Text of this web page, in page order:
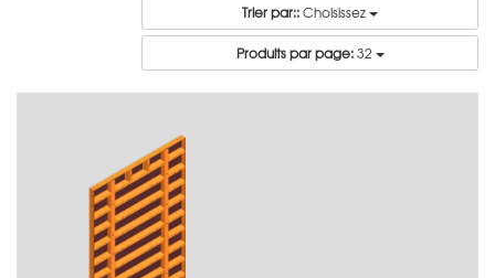
Trier par::Choisissez
Produits par page:32